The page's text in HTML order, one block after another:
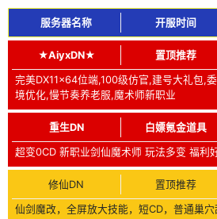
服务器名称 开服时间
★AiyxDN★ 置顶推荐
完美DX11x64位端,100级仿官,建号大礼包,
境优化,慢节奏养老服,魔术师新职业
重生DN 白嫖氪金道具
超变0CD 新职业剑仙魔术师 玩法多变 福利
修仙DN 置顶推荐
仙剑魔改，全屏放大技能，短CD，普通巢